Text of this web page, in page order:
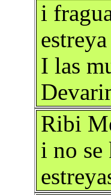
i
I las
Ribi
i no se